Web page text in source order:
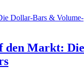
den Markt: Die